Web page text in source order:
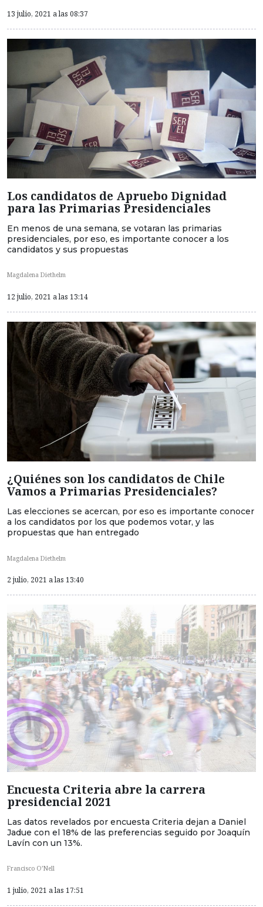
13 julio, 2021 a las 08:37
Los candidatos de Apruebo Dignidad
para las Primarias Presidenciales
En menos de una semana, se votaran las primarias
presidenciales, por eso, es importante conocer a los
candidatos y sus propuestas
Magdalena Diethelm
12 julio, 2021 a las 13:14
¿Quiénes son los candidatos de Chile
Vamos a Primarias Presidenciales?
Las elecciones se acercan, por eso es importante conocer
a los candidatos por los que podemos votar, y las
propuestas que han entregado
Magdalena Diethelm
2 julio, 2021 a las 13:40
Encuesta Criteria abre la carrera
presidencial 2021
Las datos revelados por encuesta Criteria dejan a Daniel
Jadue con el 18% de las preferencias seguido por Joaquín
Lavín con un 13%.
Francisco O’Nell
1 julio, 2021 a las 17:51